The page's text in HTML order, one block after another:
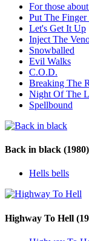
For those
Put The Finger
Let's Get It Up
Inject The
Snowballed
Evil Walks
C.O.D.
Breaking The
Night Of The
Spellbound
Back in black (1980)
Hells bells
Highway To Hell